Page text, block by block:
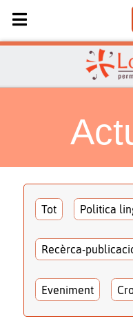
Sélectionnez votre langue
Tot Politica
Recèrca-
Eveniment